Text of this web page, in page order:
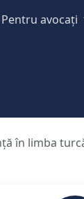
Pentru avocați
în limba